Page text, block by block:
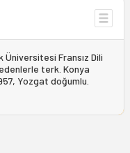
Fransız Dili
terk. Konya
Yozgat doğumlu.